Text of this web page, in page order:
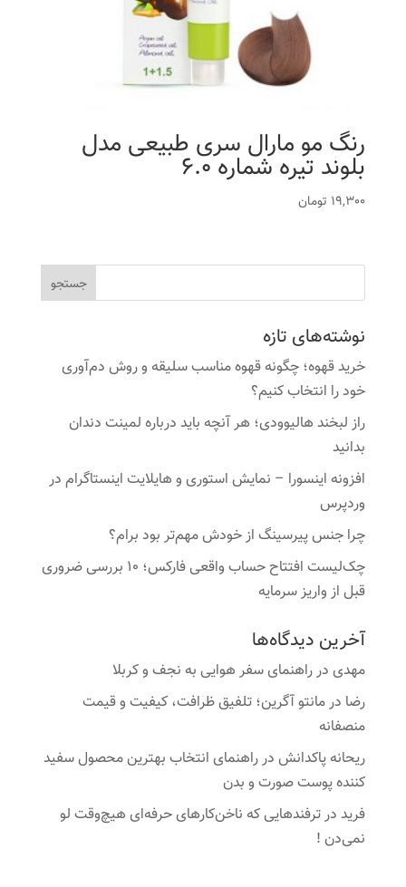
رنگ مو مارال سری طبیعی مدل
بلوند تیره شماره 6.0
19,300 تومان
نوشته‌های تازه
خرید قهوه؛ چگونه قهوه مناسب سلیقه و روش دم‌آوری
خود را انتخاب کنیم؟
راز لبخند هالیوودی؛ هر آنچه باید درباره لمینت دندان
بدانید
افزونه اینسورا – نمایش استوری و هایلایت اینستاگرام در
وردپرس
چرا جنس پیرسینگ از خودش مهم‌تر بود برام؟
چک‌لیست افتتاح حساب واقعی فارکس؛ ۱۰ بررسی ضروری
قبل از واریز سرمایه
آخرین دیدگاه‌ها
مهدیدرراهنمای سفر هوایی به نجف و کربلا
رضا درمانتو آگرین؛ تلفیق ظرافت، کیفیت و قیمت
منصفانه
ریحانه پاکدانشدرراهنمای انتخاب بهترین محصول سفید
کننده پوست صورت و بدن
فریددرترفندهایی که ناخن‌کارهای حرفه‌ای هیچ‌وقت لو
نمی‌دن !